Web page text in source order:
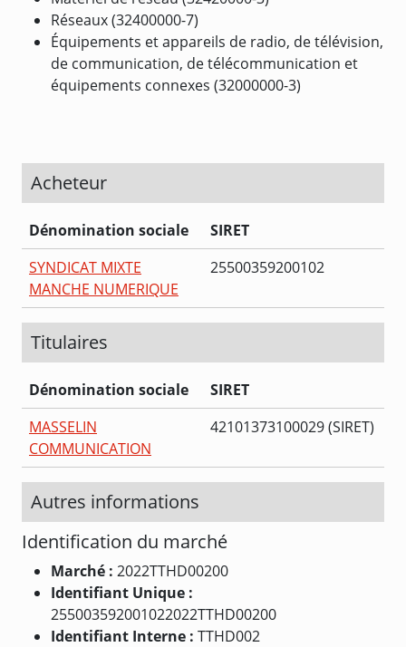
Réseaux (32400000-7)
Équipements et appareils de radio, de télévision,
de communication, de télécommunication et
équipements connexes (32000000-3)
Acheteur
Dénomination sociale
SIRET
SYNDICAT MIXTE
MANCHE NUMERIQUE
25500359200102
Titulaires
Dénomination sociale
SIRET
MASSELIN
COMMUNICATION
42101373100029 (SIRET)
Autres informations
Identification du marché
Marché : 2022TTHD00200
Identifiant Unique :
255003592001022022TTHD00200
Identifiant Interne : TTHD002